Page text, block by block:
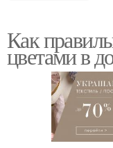
Как
цветами в